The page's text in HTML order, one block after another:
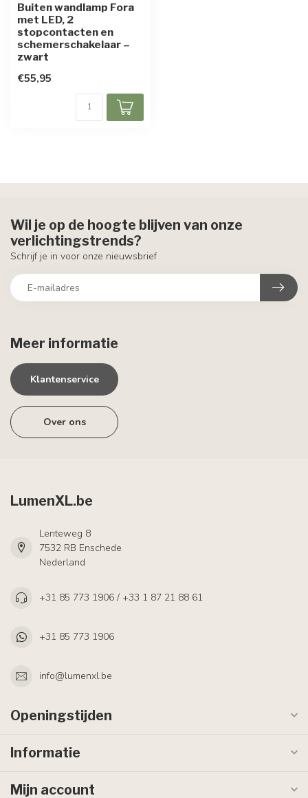
Buiten wandlamp Fora
met LED, 2
stopcontacten en
schemerschakelaar –
zwart
€55,95
Meer informatie
Klantenservice
Over ons
Wil je op de hoogte blijven van onze
verlichtingstrends?
Schrijf je in voor onze nieuwsbrief
LumenXL.be
Lenteweg 8
7532 RB Enschede
Nederland
+31 85 773 1906 / +33 1 87 21 88 61
+31 85 773 1906
info@lumenxl.be
Openingstijden
Informatie
Mijn account